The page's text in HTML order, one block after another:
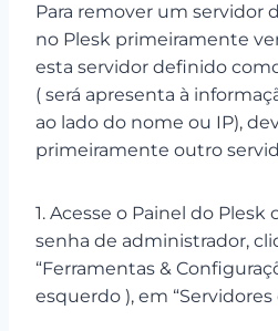
Para remover um servidor
no Plesk primeiramente
esta servidor definido
( será apresenta à
ao lado do nome ou IP),
primeiramente outro
1. Acesse o Painel do Plesk
senha de administrador,
“Ferramentas &
esquerdo ), em